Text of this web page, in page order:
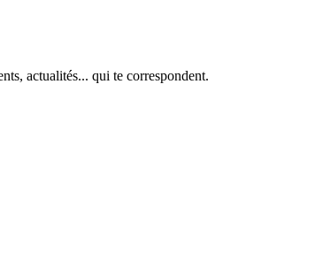
actualités... qui te correspondent.